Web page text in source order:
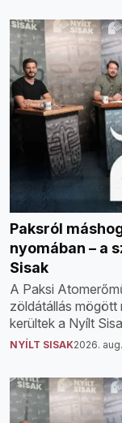
Paksról
nyomában – a
Sisak
A Paksi
zöldátállás mögött
kerültek a Nyílt
NYÍLT SISAK2026.